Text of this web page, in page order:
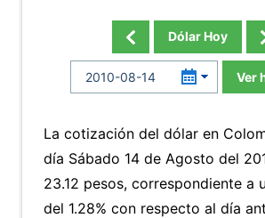
Dólar Hoy
Ver
La cotización del dólar en
día Sábado 14 de Agosto del
23.12 pesos, correspondiente a
del 1.28% con respecto al día